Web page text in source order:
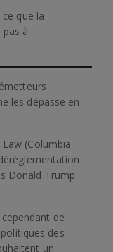
que la
à
les dépasse en
(Columbia
Donald Trump
de
des
un